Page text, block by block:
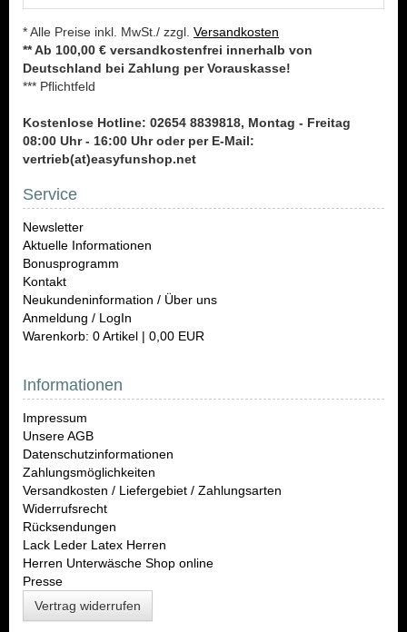
* Alle Preise inkl. MwSt./ zzgl. Versandkosten
** Ab 100,00 € versandkostenfrei innerhalb von
Deutschland bei Zahlung per Vorauskasse!
*** Pflichtfeld
Kostenlose Hotline: 02654 8839818, Montag - Freitag
08:00 Uhr - 16:00 Uhr oder per E-Mail:
vertrieb(at)easyfunshop.net
Service
Newsletter
Aktuelle Informationen
Bonusprogramm
Kontakt
Neukundeninformation / Über uns
Anmeldung / LogIn
Warenkorb: 0 Artikel | 0,00 EUR
Informationen
Impressum
Unsere AGB
Datenschutzinformationen
Zahlungsmöglichkeiten
Versandkosten / Liefergebiet / Zahlungsarten
Widerrufsrecht
Rücksendungen
Lack Leder Latex Herren
Herren Unterwäsche Shop online
Presse
Vertrag widerrufen